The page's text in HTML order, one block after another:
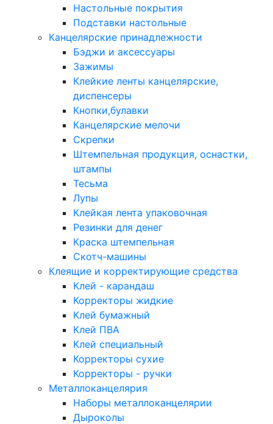
Настольные покрытия
Подставки настольные
Канцелярские принадлежности
Бэджи и аксессуары
Зажимы
Клейкие ленты канцелярские,
диспенсеры
Кнопки,булавки
Канцелярские мелочи
Скрепки
Штемпельная продукция, оснастки,
штампы
Тесьма
Лупы
Клейкая лента упаковочная
Резинки для денег
Краска штемпельная
Скотч-машины
Клеящие и корректирующие средства
Клей - карандаш
Корректоры жидкие
Клей бумажный
Клей ПВА
Клей специальный
Корректоры сухие
Корректоры - ручки
Металлоканцелярия
Наборы металлоканцелярии
Дыроколы